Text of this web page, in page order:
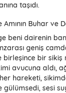
taşıdı.
Buhar ve
beni dairenin
geniş
birleşince bir
avucuna aldı,
hareketi,
sesi